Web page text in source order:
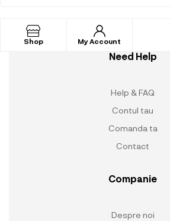
Shop My Account
Need Help
Help & FAQ
Contul tau
Comanda ta
Contact
Companie
Despre noi